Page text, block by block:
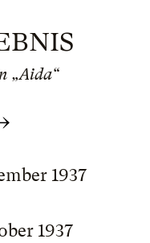
„Aida“
1937
1937